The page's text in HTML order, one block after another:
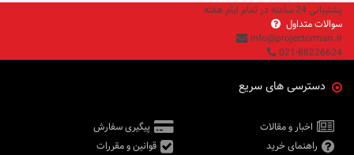
پشتیبانی 24 ساعته در تمام ایام هفته
سوالات متداول
info@projectorman.ir
021-88226624
دسترسی های سریع
اخبار و مقالات
پیگیری سفارش
راهنمای خرید
قوانین و مقررات